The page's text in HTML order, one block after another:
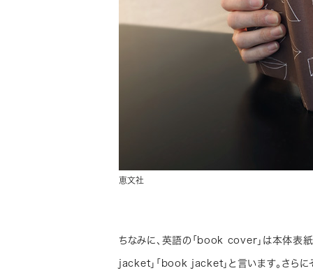
恵文社
ちなみに、英語の「book cover」は本体表
jacket」「book jacket」と言います。さら